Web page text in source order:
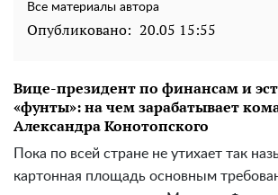
Все материалы автора
Опубликовано: 20.05 15:55
Вице-президент по финансам и
«фунты»: на чем зарабатывает
Александра Конотопского
Пока по всей стране не утихает так
картонная площадь основным